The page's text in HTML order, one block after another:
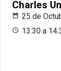
Charles
25 de
13:30 a